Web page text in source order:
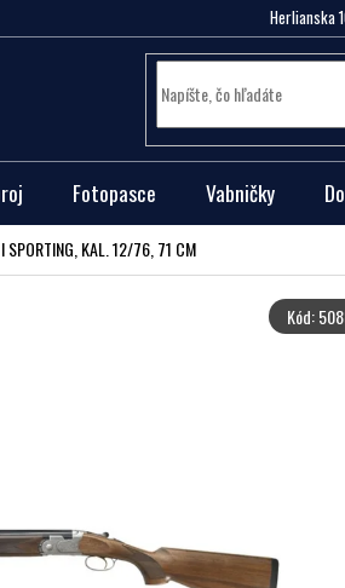
Herlianska
Fotopasce Vabničky
SPORTING, KAL. 12/76, 71 CM
Kód: